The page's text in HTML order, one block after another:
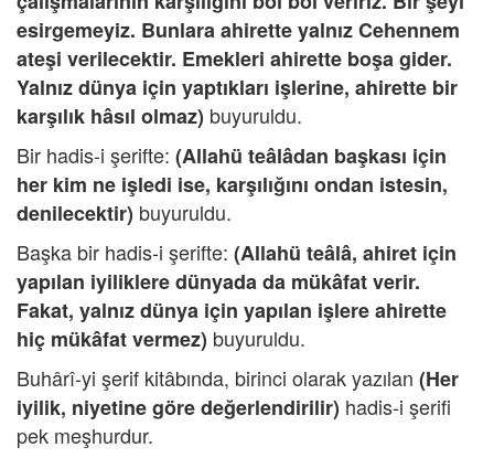
esirgemeyiz. Bunlara ahirette yalnız Cehennem
ateşi verilecektir. Emekleri ahirette boşa gider.
Yalnız dünya için yaptıkları işlerine, ahirette bir
karşılık hâsıl olmaz) buyuruldu.
Bir hadis-i şerifte: (Allahü teâlâdan başkası için
her kim ne işledi ise, karşılığını ondan istesin,
denilecektir) buyuruldu.
Başka bir hadis-i şerifte: (Allahü teâlâ, ahiret için
yapılan iyiliklere dünyada da mükâfat verir.
Fakat, yalnız dünya için yapılan işlere ahirette
hiç mükâfat vermez) buyuruldu.
Buhârî-yi şerif kitâbında, birinci olarak yazılan (Her
iyilik, niyetine göre değerlendirilir) hadis-i şerifi
pek meşhurdur.